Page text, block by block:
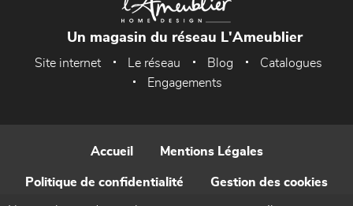
Un magasin du réseau L'Ameublier
Site internet Le réseau Blog
Catalogues
Engagements
Accueil Mentions Légales
Politique de confidentialité Gestion des cookies